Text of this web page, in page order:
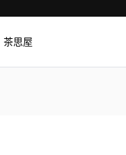
茶思屋